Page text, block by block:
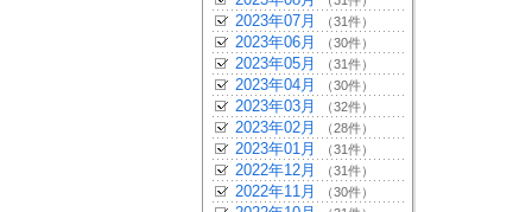
2023年07月 （31件）
2023年06月 （30件）
2023年05月 （31件）
2023年04月 （30件）
2023年03月 （32件）
2023年02月 （28件）
2023年01月 （31件）
2022年12月 （31件）
2022年11月 （30件）